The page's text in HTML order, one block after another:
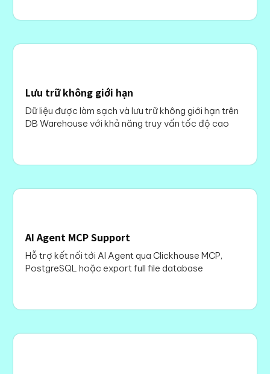
Lưu trữ không giới hạn
Dữ liệu được làm sạch và lưu trữ không giới hạn trên
DB Warehouse với khả năng truy vấn tốc độ cao
AI Agent MCP Support
Hỗ trợ kết nối tới AI Agent qua Clickhouse MCP,
PostgreSQL hoặc export full file database